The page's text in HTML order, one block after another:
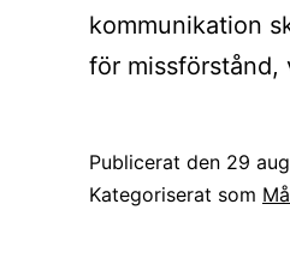
kommunikation
för missförstånd,
Publicerat den 29
Kategoriserat som